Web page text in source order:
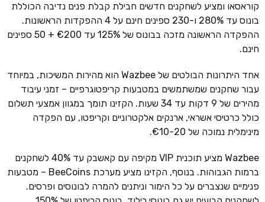
קוראסאו ומציע לשחקנים חדשים חבילת קבלת פנים נדיבה הכוללת
בונוס עד 280% ו-230 ספינים חינם על 4 ההפקדות הראשונות.
ההפקדה הראשונה מזכה בבונוס של 125% עד €200 + 50 ספינים
חינם.
אחד היתרונות הבולטים של Wazbee הוא מהירות המשיכות, במיוחד
עבור שחקנים שמשתמשים במטבעות קריפטוגרפיים – זמני עיבוד
מהירים של 9 דקות עד 34 שעות. הקזינו תומך במגוון אמצעי תשלום
כולל כרטיסי אשראי, ארנקים אלקטרוניים וקריפטו, עם הפקדה
מינימלית נמוכה של €10-20.
Wazbee מציע תוכנית VIP מקיפה עם קאשבק עד 40% לשחקנים
ברמות הגבוהות. בנוסף, הקזינו מציע מערכת BeeCoins – מטבעות
פנימיים שנצברים על כל הימור וניתנים להמרה לבונוסים ופרסים.